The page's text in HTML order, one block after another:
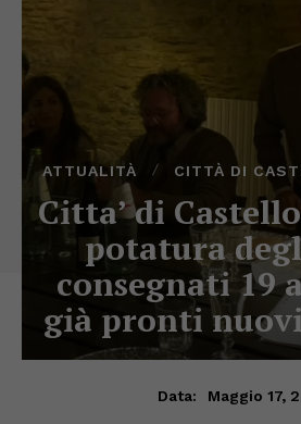
ATTUALITÀ CITTÀ DI
Citta’ di
potatura
consegnati 19
già pronti
Data: Maggio 17,